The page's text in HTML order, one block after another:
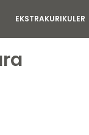
EKSTRAKURIKULER